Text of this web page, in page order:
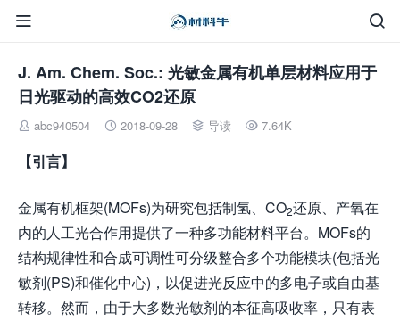


J. Am. Chem. Soc.: 光敏金属有机单层材料应用于
日光驱动的高效CO2还原
 abc940504  2018-09-28  导读  7.64K
【引言】
金属有机框架(MOFs)为研究包括制氢、CO2还原、产氧在
内的人工光合作用提供了一种多功能材料平台。MOFs的
结构规律性和合成可调性可分级整合多个功能模块(包括光
敏剂(PS)和催化中心)，以促进光反应中的多电子或自由基
转移。然而，由于大多数光敏剂的本征高吸收率，只有表